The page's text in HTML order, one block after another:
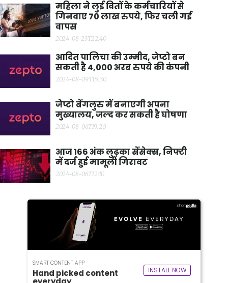
महिला ने लुई वितों के कर्मचारियों से
गिनवाए 70 लाख रुपये, फिर चली गई
वापस
2024-08-23T22:40
आदित पालिचा की उम्मीद, जेप्टो बन
सकती है 4,000 अरब रुपये की कंपनी
2024-08-09T15:30
जेप्टो बेंगलुरु में बनाएगी अपना
मुख्यालय, जल्द कर सकती है घोषणा
2024-08-06T19:20
आज 166 अंक लुढ़का सेंसेक्स, निफ्टी
में दर्ज हुई मामूली गिरावट
2024-08-06T12:10
SMART CONTENT APP
Hand picked content INSTALL NOW